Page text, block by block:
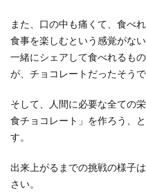
また、口の中も痛くて、食べ
食事を楽しむという感覚がな
一緒にシェアして食べれるも
が、チョコレートだったそうで
そして、人間に必要な全ての
食チョコレート」を作ろう、
す。
出来上がるまでの挑戦の様子は
さい。